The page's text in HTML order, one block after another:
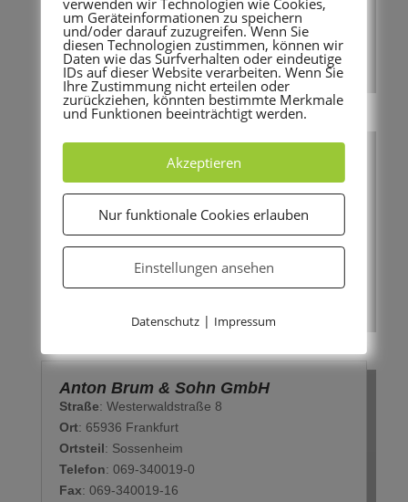
Telefon:069 / 91398944
Webseite: http://www.sguu.de/
E-Mail: post@sguu.de
Schreinerwerkstätte Alois Mathes
Orber Straße 40
Ortsteil:Fechenheim
Telefon:
FAX:069 416134
info@schreinerei-mathes.de
Anton Brum & Sohn GmbH
Straße: Westerwaldstraße 8
Ort: 65936 Frankfurt
Ortsteil: Sossenheim
Telefon: 069-340019-0
Fax: 069-340019-16
verwenden wir Technologien wie Cookies,
um Geräteinformationen zu speichern
und/oder darauf zuzugreifen. Wenn Sie
diesen Technologien zustimmen, können wir
Daten wie das Surfverhalten oder eindeutige
IDs auf dieser Website verarbeiten. Wenn Sie
Ihre Zustimmung nicht erteilen oder
zurückziehen, könnten bestimmte Merkmale
und Funktionen beeinträchtigt werden.
Akzeptieren
Nur funktionale Cookies erlauben
Einstellungen ansehen
Datenschutz | Impressum